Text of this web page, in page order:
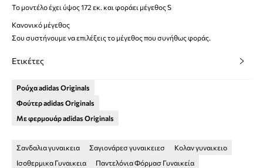
Το μοντέλο έχει ύψος 172 εκ. και φοράει μέγεθος S
Κανονικό μέγεθος
Σου συστήνουμε να επιλέξεις το μέγεθος που συνήθως φοράς.
Ετικέτες
Ρούχα adidas Originals
Φούτερ adidas Originals
Με φερμουάρ adidas Originals
Σανδαλια γυναικεια Σαγιονάρεσ γυναικειεσ
Κολαν γυναικειο
Ισοθερμικα Γυναικεια
Παντελόνια Φόρμασ Γυναικεία